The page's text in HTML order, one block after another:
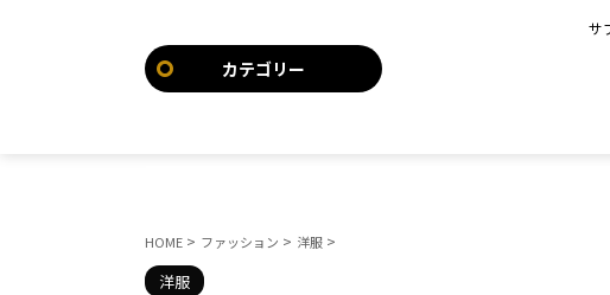
サ
カテゴリー
HOME > ファッション > 洋服 >
洋服